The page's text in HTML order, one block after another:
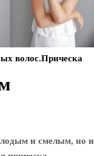
волос.Прическа
и смелым, но и